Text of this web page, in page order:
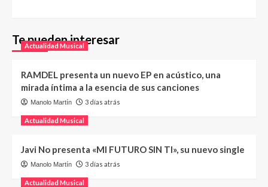
Te pueden interesar
Actualidad Musical
RAMDEL presenta un nuevo EP en acústico, una
mirada íntima a la esencia de sus canciones
Manolo Martín 3 días atrás
Actualidad Musical
Javi No presenta «MI FUTURO SIN TI», su nuevo single
Manolo Martín 3 días atrás
Actualidad Musical